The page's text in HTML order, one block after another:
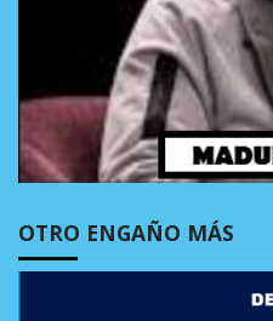
OTRO ENGAÑO MÁS